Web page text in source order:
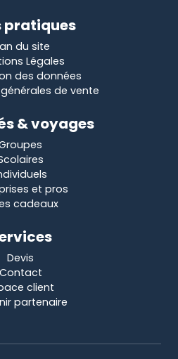
pratiques
du site
Légales
des données
de vente
& voyages
et pros
cadeaux
Devis
Contact
client
partenaire